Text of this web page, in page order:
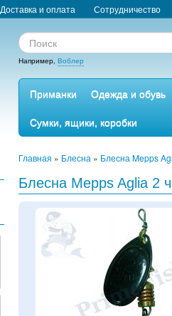
Доставка и оплата Сотрудничество
Например, Воблер
Приманки
Одежда и обувь
Сумки, ящики, коробки
Главная » Блесна » Блесна Mepps
Блесна Mepps Aglia 2